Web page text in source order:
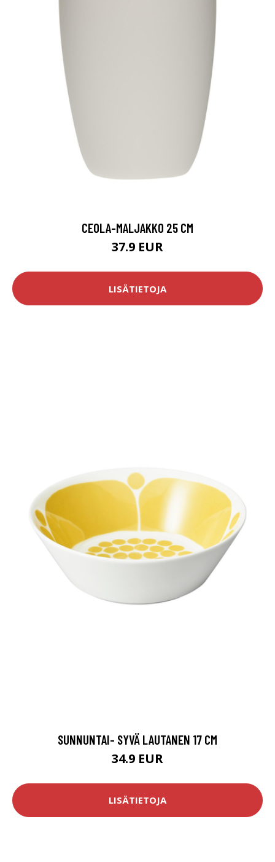
CEOLA-MALJAKKO 25 CM
37.9 EUR
LISÄTIETOJA
SUNNUNTAI- SYVÄ LAUTANEN 17 CM
34.9 EUR
LISÄTIETOJA